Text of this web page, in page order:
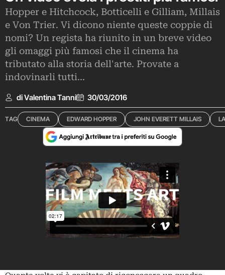
Hopper e Hitchcock, Botticelli e Gilliam, Millais
e Von Trier. Vi dicono niente queste coppie di
nomi? Un regista ha riunito in un breve video
gli omaggi più famosi che il cinema ha
tributato alla storia dell'arte. Provate a
indovinarli tutti...
di Valentina Tanni 30/03/2016
TAG CINEMA EDWARD HOPPER JOHN EVERETT MILLAIS